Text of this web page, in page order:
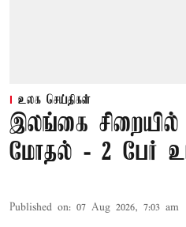
உலக செய்திகள்
இலங்கை சிறையில்
மோதல் - 2 பேர்
Published on: 07 Aug 2026, 7:03 am